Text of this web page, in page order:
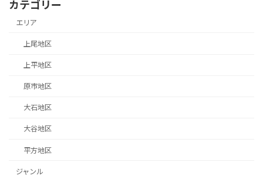
カテゴリー
エリア
上尾地区
上平地区
原市地区
大石地区
大谷地区
平方地区
ジャンル